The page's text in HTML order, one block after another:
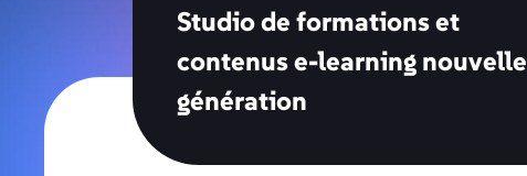
Studio de formations et
contenus e-learning nouvelle
génération